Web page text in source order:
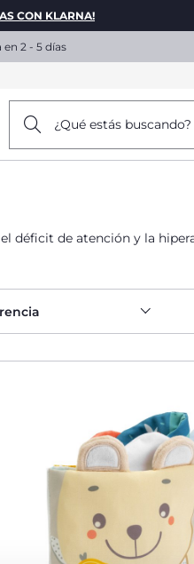
CON KLARNA!
2 - 5 días
¿Qué estás buscando?
déficit de atención y la